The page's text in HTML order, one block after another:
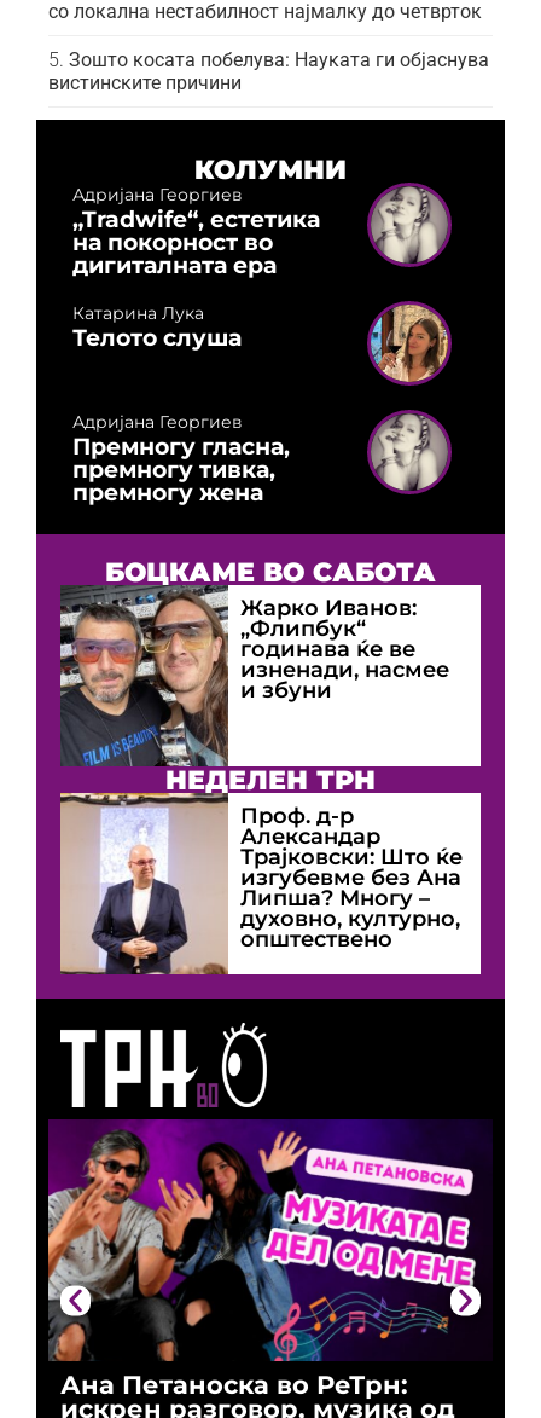
со локална нестабилност најмалку до четврток
Зошто косата побелува: Науката ги објаснува
вистинските причини
Ана Петаноска во РеТрн:
искрен разговор, музика од
КОЛУМНИ
Адријана Георгиев
„Tradwife“, естетика
на покорност во
дигиталната ера
Катарина Лука
Телото слуша
Адријана Георгиев
Премногу гласна,
премногу тивка,
премногу жена
БОЦКАМЕ ВО САБОТА
Жарко Иванов:
„Флипбук“
годинава ќе ве
изненади, насмее
и збуни
НЕДЕЛЕН ТРН
Проф. д-р
Александар
Трајковски: Што ќе
изгубевме без Ана
Липша? Многу –
духовно, културно,
општествено